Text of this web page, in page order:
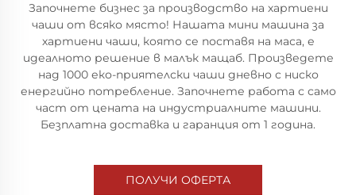
Започнете бизнес за производство на хартиени
чаши от всяко място! Нашата мини машина за
хартиени чаши, която се поставя на маса, е
идеалното решение в малък мащаб. Произведете
над 1000 еко-приятелски чаши дневно с ниско
енергийно потребление. Започнете работа с само
част от цената на индустриалните машини.
Безплатна доставка и гаранция от 1 година.
ПОЛУЧИ ОФЕРТА